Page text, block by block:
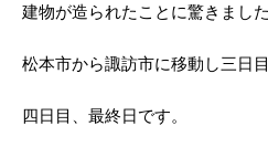
建物が造られたことに驚きました
松本市から諏訪市に移動し三日
四日目、最終日です。